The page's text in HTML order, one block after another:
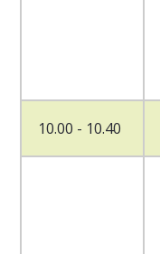
10.00 - 10.40